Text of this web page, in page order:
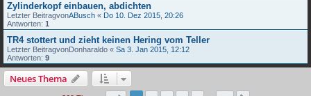
Zylinderkopf einbauen, abdichten
Letzter BeitragvonABusch « Do 10. Dez 2015, 20:26
Antworten: 1
TR4 stottert und zieht keinen Hering vom Teller
Letzter BeitragvonDonharaldo « Sa 3. Jan 2015, 12:12
Antworten: 9
Neues Thema